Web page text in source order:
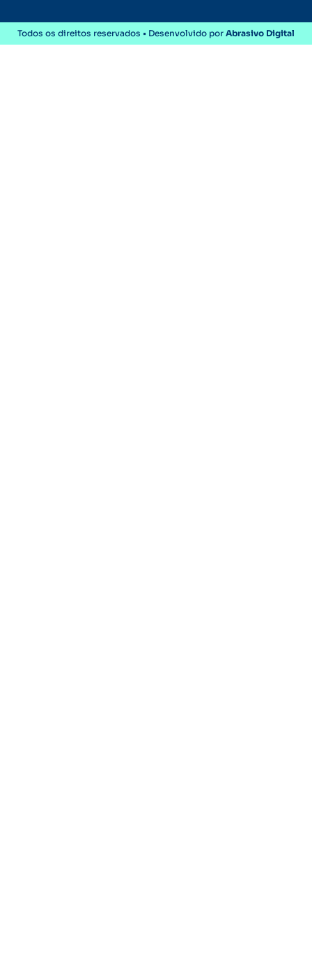
Todos os direitos reservados • Desenvolvido por Abrasivo Digital